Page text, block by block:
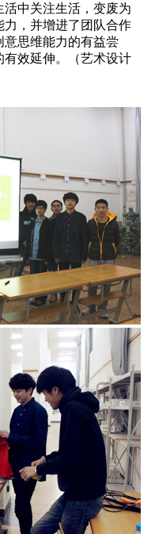
中关注生活，变废为
，并增进了团队合作
思维能力的有益尝
效延伸。（艺术设计